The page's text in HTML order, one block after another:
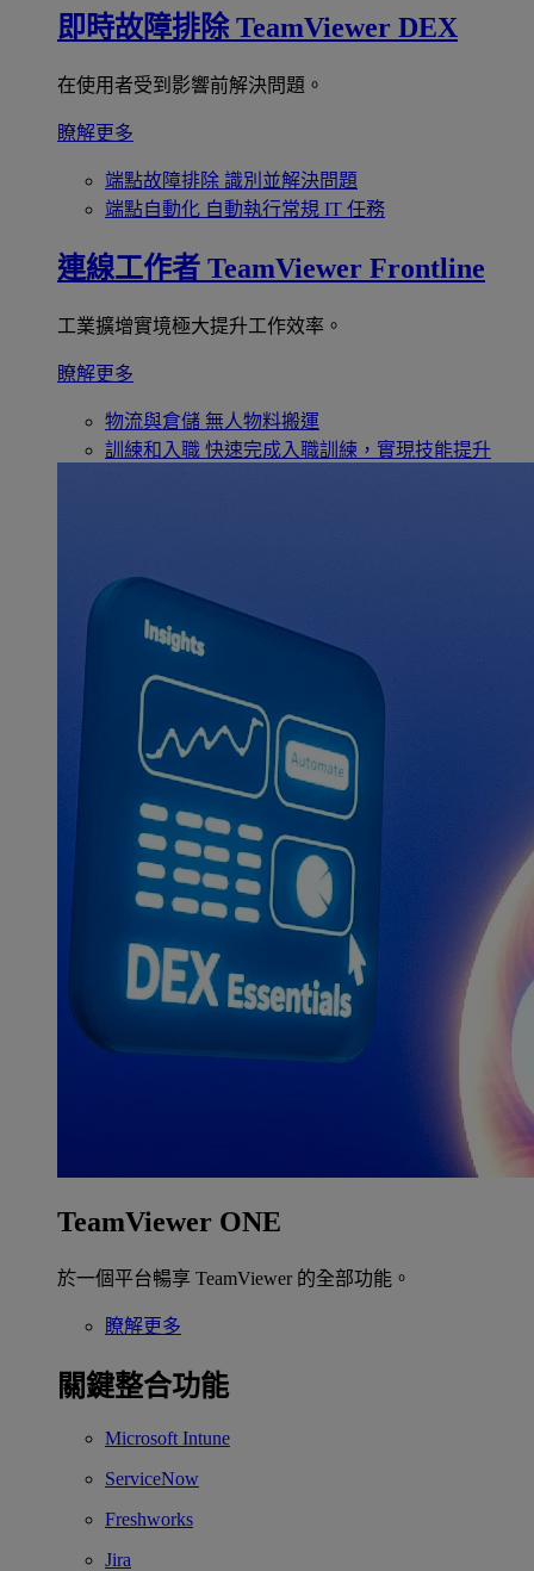
即時故障排除 TeamViewer DEX
在使用者受到影響前解決問題。
瞭解更多
端點故障排除 識別並解決問題
端點自動化 自動執行常規 IT 任務
連線工作者 TeamViewer Frontline
工業擴增實境極大提升工作效率。
瞭解更多
物流與倉儲 無人物料搬運
訓練和入職 快速完成入職訓練，實現技能提升
TeamViewer ONE
於一個平台暢享 TeamViewer 的全部功能。
瞭解更多
關鍵整合功能
Microsoft Intune
ServiceNow
Freshworks
Jira